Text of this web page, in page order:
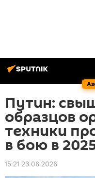
Путин:
образцов
техники
в бою в
15:21 23.06.2026